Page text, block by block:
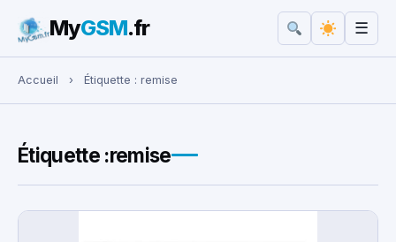
Rechercher :
MyGSM.fr ☰
Accueil › Étiquette : remise
Étiquette :remise